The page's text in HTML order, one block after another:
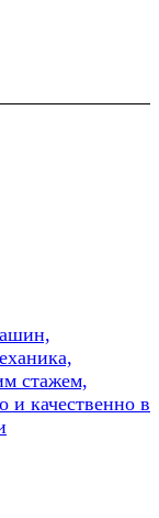
стажем,
и качественно в